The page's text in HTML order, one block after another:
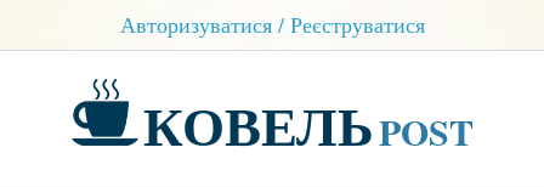
Авторизуватися / Реєструватися
КОВЕЛЬPOST